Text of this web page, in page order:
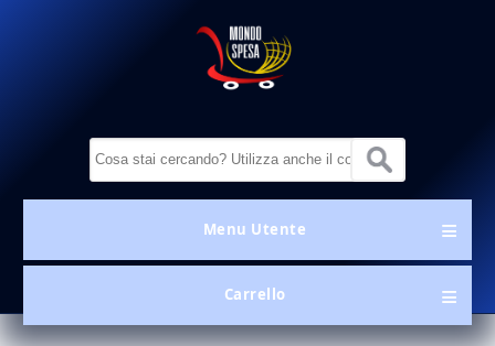
MondoSpesa.it
Form di ricerca
Menu Utente
Carrello